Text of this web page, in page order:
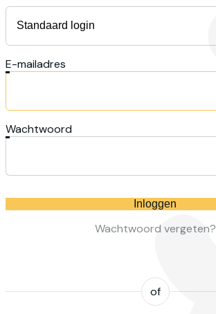
E-mailadres
Wachtwoord
Inloggen
Wachtwoord vergeten?
of